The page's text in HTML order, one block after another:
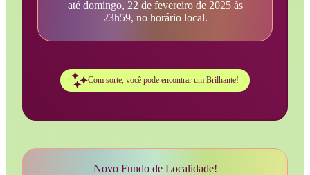
até domingo, 22 de fevereiro de 2025 às
23h59, no horário local.
Com sorte, você pode encontrar um Brilhante!
Novo Fundo de Localidade!